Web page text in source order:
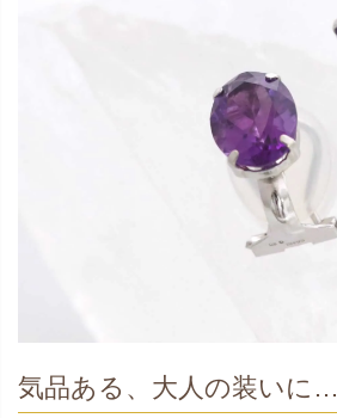
気品ある、大人の装いに…